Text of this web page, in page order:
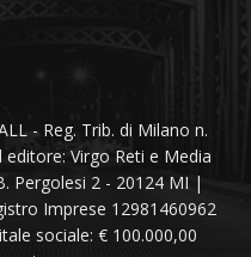
- Reg. Trib. di Milano n.
Virgo Reti e Media
Pergolesi 2 - 20124 MI |
Imprese 12981460962
sociale: € 100.000,00